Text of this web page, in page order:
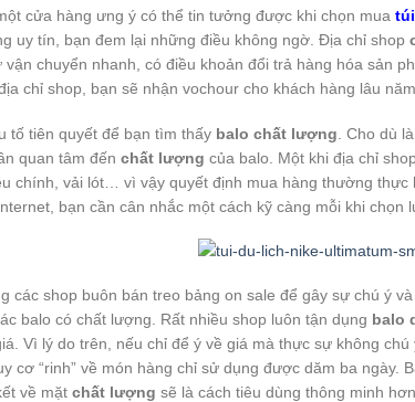
cửa hàng ưng ý có thể tin tưởng được khi chọn mua
uy tín, bạn đem lại những điều không ngờ. Địa chỉ shop
vận chuyển nhanh, có điều khoản đổi trả hàng hóa sản
chỉ shop, bạn sẽ nhận vochour cho khách hàng lâu
tố tiên quyết để bạn tìm thấy balo chất lượng . Cho dù
quan tâm đến chất lượng của balo. Một khi địa chỉ
chính, vải lót… vì vậy quyết định mua hàng thường
bạn cần cân nhắc một cách kỹ càng mỗi khi chọn
các shop buôn bán treo bảng on sale để gây sự chú ý
balo có chất lượng. Rất nhiều shop luôn tận dụng balo
Vì lý do trên, nếu chỉ để ý về giá mà thực sự không
cơ “rinh” về món hàng chỉ sử dụng được dăm ba ngày.
về mặt chất lượng sẽ là cách tiêu dùng thông minh hơn.